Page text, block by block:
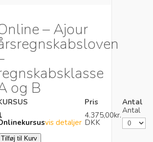
– Ajour
og B
Pris
Antal
vis detaljer
4.375,00kr.
DKK
Antal